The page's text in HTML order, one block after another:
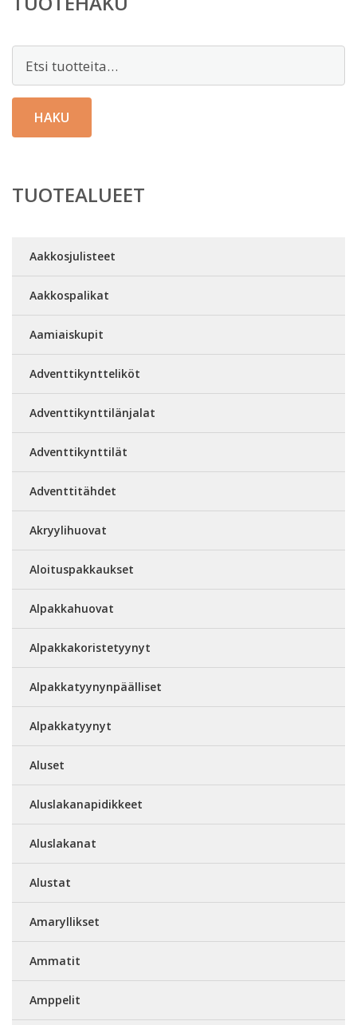
HAKU
TUOTEALUEET
Aakkosjulisteet
Aakkospalikat
Aamiaiskupit
Adventtikyntteliköt
Adventtikynttilänjalat
Adventtikynttilät
Adventtitähdet
Akryylihuovat
Aloituspakkaukset
Alpakkahuovat
Alpakkakoristetyynyt
Alpakkatyynynpäälliset
Alpakkatyynyt
Aluset
Aluslakanapidikkeet
Aluslakanat
Alustat
Amaryllikset
Ammatit
Amppelit